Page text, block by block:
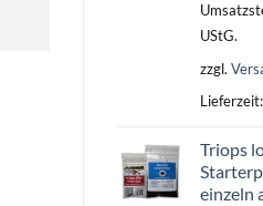
UStG.
zzgl.
Lieferzeit:
Triops
einzeln